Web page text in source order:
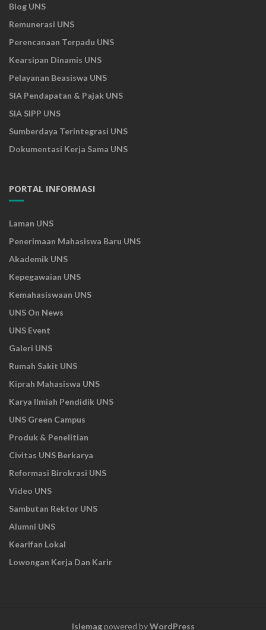
Blog UNS
Remunerasi UNS
Perencanaan Terpadu UNS
Kearsipan Dinamis UNS
Pelayanan Beasiswa UNS
SIA Pendapatan & Pajak UNS
SIA SIPP UNS
Sumberdaya Terintegrasi UNS
Dokumentasi Kerja Sama UNS
PORTAL INFORMASI
Laman UNS
Penerimaan Mahasiswa Baru UNS
Akademik UNS
Kepegawaian UNS
Kemahasiswaan UNS
UNS On News
UNS Event
Galeri UNS
Rumah Sakit UNS
Kiprah Mahasiswa UNS
Karya Ilmiah Pendidik UNS
UNS Green Campus
Produk & Penelitian
Civitas UNS Berkarya
Reformasi Birokrasi UNS
Video UNS
Sambutan Rektor UNS
Alumni UNS
Kearifan Lokal
Lowongan Kerja Dan Karir
Islemagpowered byWordPress